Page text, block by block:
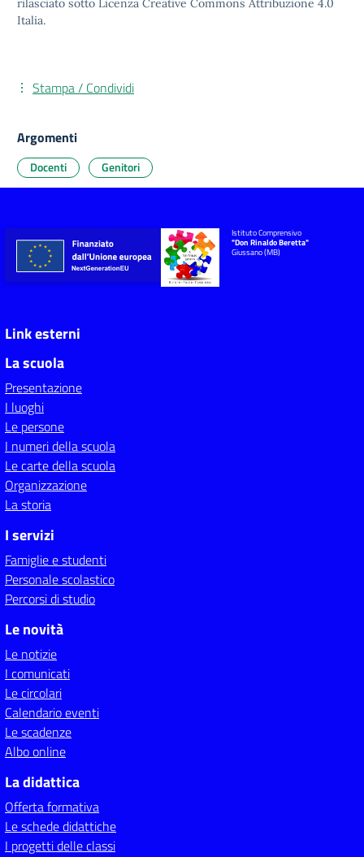
rilasciato sotto Licenza Creative Commons Attribuzione 4.0
Italia.
Stampa / Condividi
Argomenti
Docenti Genitori
Istituto Comprensivo
"Don Rinaldo Beretta"
Giussano (MB)
Link esterni
La scuola
Presentazione
I luoghi
Le persone
I numeri della scuola
Le carte della scuola
Organizzazione
La storia
I servizi
Famiglie e studenti
Personale scolastico
Percorsi di studio
Le novità
Le notizie
I comunicati
Le circolari
Calendario eventi
Le scadenze
Albo online
La didattica
Offerta formativa
Le schede didattiche
I progetti delle classi